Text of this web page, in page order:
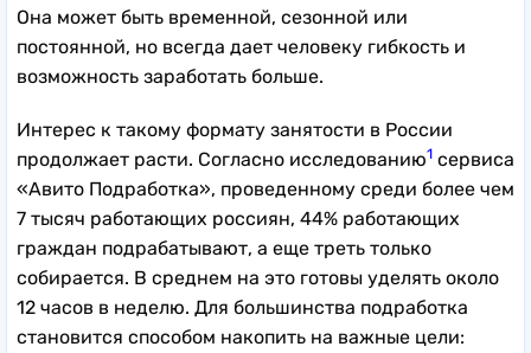
Она может быть временной, сезонной или
постоянной, но всегда дает человеку гибкость и
возможность заработать больше.
Интерес к такому формату занятости в России
продолжает расти. Согласно исследованию1 сервиса
«Авито Подработка», проведенному среди более чем
7 тысяч работающих россиян, 44% работающих
граждан подрабатывают, а еще треть только
собирается. В среднем на это готовы уделять около
12 часов в неделю. Для большинства подработка
становится способом накопить на важные цели: